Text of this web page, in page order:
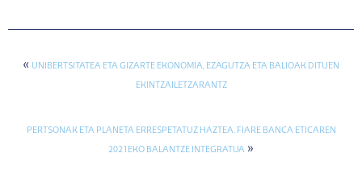
« UNIBERTSITATEA ETA GIZARTE EKONOMIA, EZAGUTZA ETA BALIOAK DITUEN
EKINTZAILETZARANTZ
PERTSONAK ETA PLANETA ERRESPETATUZ HAZTEA. FIARE BANCA ETICAREN
2021EKO BALANTZE INTEGRATUA »